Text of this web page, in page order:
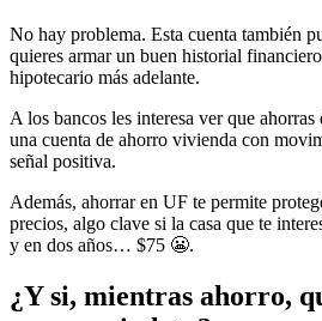
No hay problema. Esta cuenta también
quieres armar un buen historial
hipotecario más adelante.
A los bancos les interesa ver que
una cuenta de ahorro vivienda con
señal positiva.
Además, ahorrar en UF te permite
precios, algo clave si la casa que te
y en dos años… $75 😬.
¿Y si, mientras ahorro,